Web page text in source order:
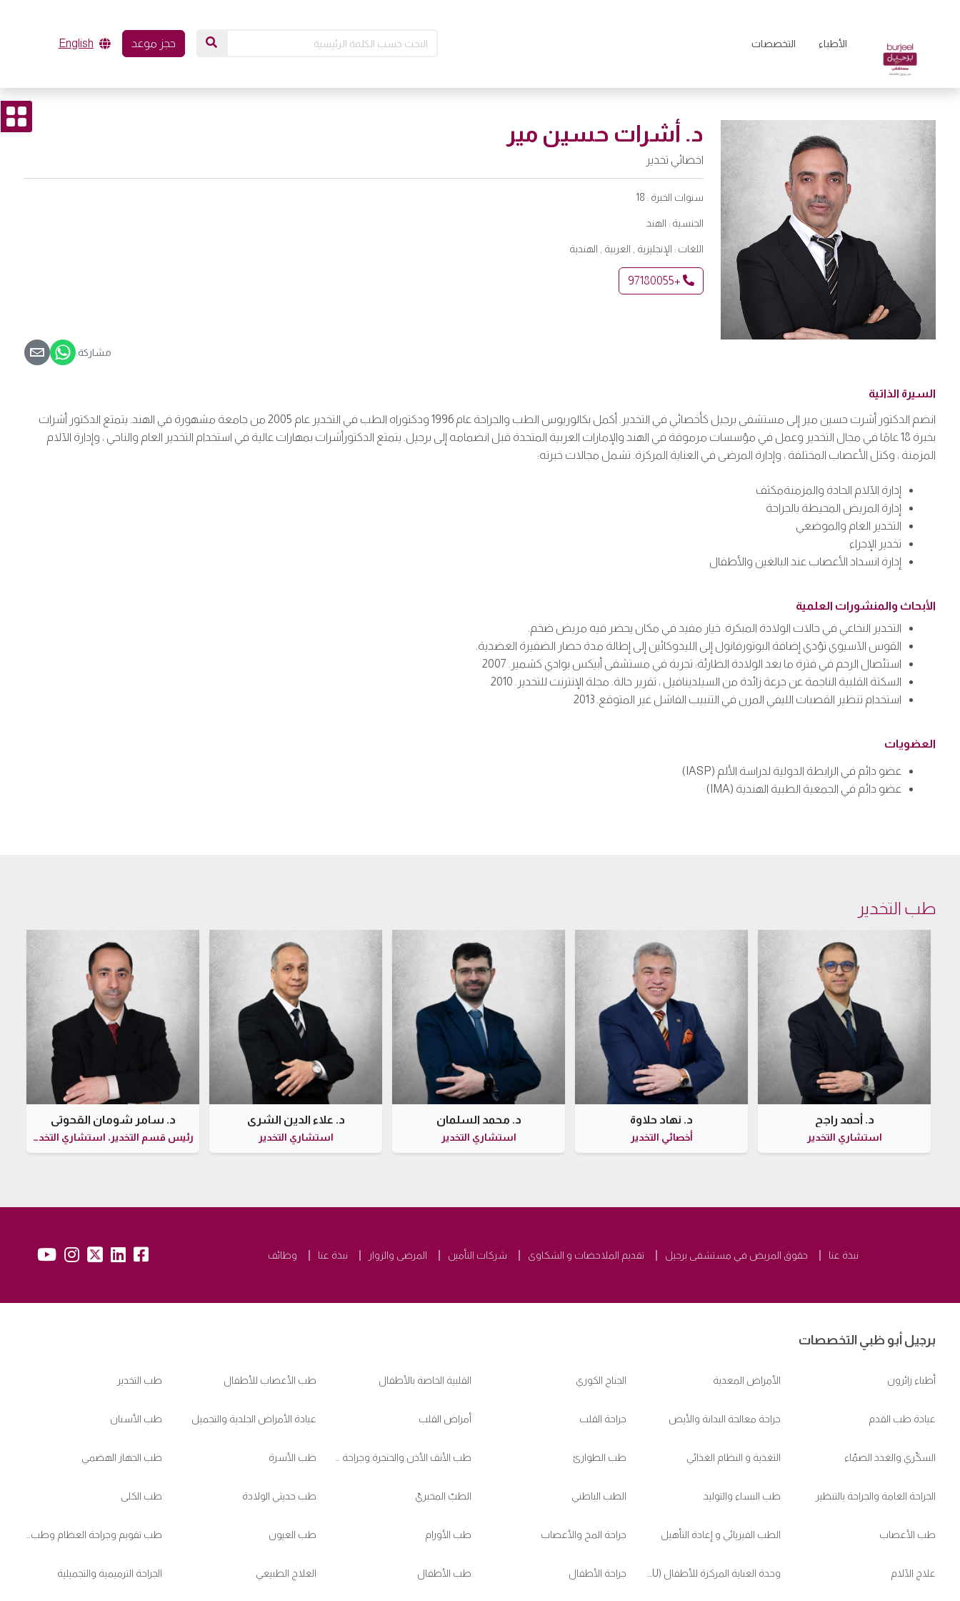
الأطباء التخصصات حجز موعد English
د. أشرات حسين مير
اخصائي تخدير
سنوات الخبرة : 18
الجنسية : الهند
اللغات : الإنجليزية , العربية , الهندية
+97180055
مشاركة:
السيرة الذاتية
انضم الدكتور أشرت حسين مير إلى مستشفى برجيل كأخصائي في التخدير. أكمل بكالوريوس الطب والجراحة عام 1996 ودكتوراه الطب في التخدير عام 2005 من جامعة مشهورة في الهند. يتمتع الدكتور أشرات
بخبرة 18 عامًا في مجال التخدير وعمل في مؤسسات مرموقة في الهند والإمارات العربية المتحدة قبل انضمامه إلى برجيل. يتمتع الدكتورأشرات بمهارات عالية في استخدام التخدير العام والناحي ، وإدارة الآلام
المزمنة ، وكتل الأعصاب المختلفة ، وإدارة المرضى في العناية المركزة. تشمل مجالات خبرته:
إدارة الآلام الحادة والمزمنةمكثف
إدارة المريض المحيطة بالجراحة
التخدير العام والموضعي
تخدير الإجراء
إدارة انسداد الأعصاب عند البالغين والأطفال
الأبحاث والمنشورات العلمية
التخدير النخاعي في حالات الولادة المبكرة. خيار مفيد في مكان يحضر فيه مريض ضخم.
القوس الآسيوي تؤدي إضافة البوتورفانول إلى الليدوكائين إلى إطالة مدة حصار الضفيرة العضدية.
استئصال الرحم في فترة ما بعد الولادة الطارئة: تجربة في مستشفى أبيكس بوادي كشمير. 2007
السكتة القلبية الناجمة عن جرعة زائدة من السيلدينافيل ، تقرير حالة. مجلة الإنترنت للتخدير. 2010
استخدام تنظير القصبات الليفي المرن في التنبيب الفاشل غير المتوقع. 2013
العضويات
عضو دائم في الرابطة الدولية لدراسة الألم (IASP)
عضو دائم في الجمعية الطبية الهندية (IMA)
طب التخدير
د. أحمد راجح
استشاري التخدير
د. نهاد حلاوة
أخصائي التخدير
د. محمد السلمان
استشاري التخدير
د. علاء الدين الشري
استشاري التخدير
د. سامر شومان القحوتي
رئيس قسم التخدير، استشاري التخدير
نبذة عنا حقوق المريض في مستشفى برجيل تقديم الملاحضات و الشكاوى شركات التأمين المرضى والزوار نبذة عنا وظائف fb:
lk:
tw:
insta:
yb:
برجيل أبو ظبي التخصصات
أطباء زائرون الأمراض المعدية الجناح الكوري القلبية الخاصة بالأطفال طب الأعصاب للأطفال طب التخدير
عيادة طب القدم جراحة معالجة البدانة والأيض جراحة القلب أمراض القلب عيادة الأمراض الجلدية والتجميل طب الأسنان
السكّري والغدد الصمّاء التغذية و النظام الغذائي طب الطوارئ طب الأسرة طب الجهاز الهضمي
الجراحة العامة والجراحة بالتنظير طب النساء والتوليد الطب الباطني الطبّ المخبريّ طب حديثي الولادة طب الكلى
طب الأعصاب الطب الفيزيائي و إعادة التأهيل جراحة المخ والأعصاب طب الأورام طب العيون
علاج الآلام جراحة الأطفال طب الأطفال العلاج الطبيعي الجراحة الترميمية والتجميلية